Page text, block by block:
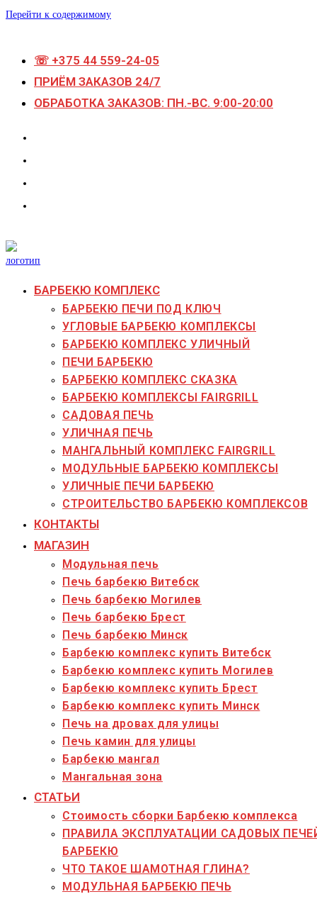
Перейти к содержимому
☏ +375 44 559-24-05
ПРИЁМ ЗАКАЗОВ 24/7
ОБРАБОТКА ЗАКАЗОВ: ПН.-ВС. 9:00-20:00
БАРБЕКЮ КОМПЛЕКС
БАРБЕКЮ ПЕЧИ ПОД КЛЮЧ
УГЛОВЫЕ БАРБЕКЮ КОМПЛЕКСЫ
БАРБЕКЮ КОМПЛЕКС УЛИЧНЫЙ
ПЕЧИ БАРБЕКЮ
БАРБЕКЮ КОМПЛЕКС СКАЗКА
БАРБЕКЮ КОМПЛЕКСЫ FAIRGRILL
САДОВАЯ ПЕЧЬ
УЛИЧНАЯ ПЕЧЬ
МАНГАЛЬНЫЙ КОМПЛЕКС FAIRGRILL
МОДУЛЬНЫЕ БАРБЕКЮ КОМПЛЕКСЫ
УЛИЧНЫЕ ПЕЧИ БАРБЕКЮ
СТРОИТЕЛЬСТВО БАРБЕКЮ КОМПЛЕКСОВ
КОНТАКТЫ
МАГАЗИН
Модульная печь
Печь барбекю Витебск
Печь барбекю Могилев
Печь барбекю Брест
Печь барбекю Минск
Барбекю комплекс купить Витебск
Барбекю комплекс купить Могилев
Барбекю комплекс купить Брест
Барбекю комплекс купить Минск
Печь на дровах для улицы
Печь камин для улицы
Барбекю мангал
Мангальная зона
СТАТЬИ
Стоимость сборки Барбекю комплекса
ПРАВИЛА ЭКСПЛУАТАЦИИ САДОВЫХ
БАРБЕКЮ
ЧТО ТАКОЕ ШАМОТНАЯ ГЛИНА?
МОДУЛЬНАЯ БАРБЕКЮ ПЕЧЬ